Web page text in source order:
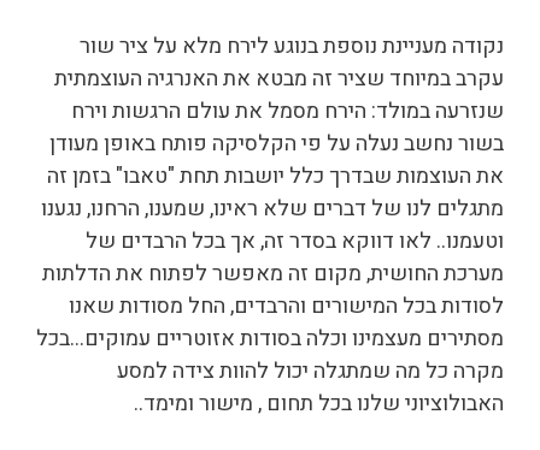
נקודה מעניינת נוספת בנוגע לירח מלא על ציר שור
עקרב במיוחד שציר זה מבטא את האנרגיה העוצמתית
שנזרעה במולד: הירח מסמל את עולם הרגשות וירח
בשור נחשב נעלה על פי הקלסיקה פותח באופן מעודן
את העוצמות שבדרך כלל יושבות תחת "טאבו" בזמן זה
מתגלים לנו של דברים שלא ראינו, שמענו, הרחנו, נגענו
וטעמנו.. לאו דווקא בסדר זה, אך בכל הרבדים של
מערכת החושית, מקום זה מאפשר לפתוח את הדלתות
לסודות בכל המישורים והרבדים, החל מסודות שאנו
מסתירים מעצמינו וכלה בסודות אזוטריים עמוקים…בכל
מקרה כל מה שמתגלה יכול להוות צידה למסע
האבולוציוני שלנו בכל תחום , מישור ומימד..